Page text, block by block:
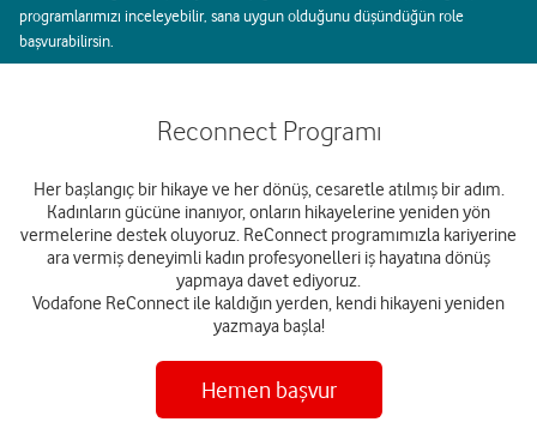
programlarımızı inceleyebilir, sana uygun olduğunu düşündüğün role
başvurabilirsin.
Reconnect Programı
Her başlangıç bir hikaye ve her dönüş, cesaretle atılmış bir adım.
Kadınların gücüne inanıyor, onların hikayelerine yeniden yön
vermelerine destek oluyoruz. ReConnect programımızla kariyerine
ara vermiş deneyimli kadın profesyonelleri iş hayatına dönüş
yapmaya davet ediyoruz.
Vodafone ReConnect ile kaldığın yerden, kendi hikayeni yeniden
yazmaya başla!
Hemen başvur